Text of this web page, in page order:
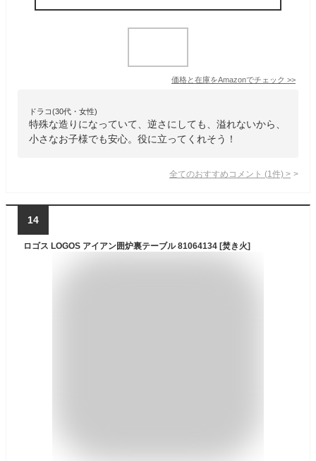
価格と在庫をAmazonでチェック >>
ドラコ(30代・女性)
特殊な造りになっていて、逆さにしても、溢れないから、
小さなお子様でも安心。役に立ってくれそう！
全てのおすすめコメント (1 件) >
14
ロゴス LOGOS アイアン囲炉裏テーブル 81064134 [焚き火]